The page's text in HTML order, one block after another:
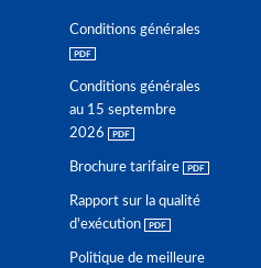
Conditions générales
Conditions générales
au 15 septembre
2026
Brochure tarifaire
Rapport sur la qualité
d'exécution
Politique de meilleure